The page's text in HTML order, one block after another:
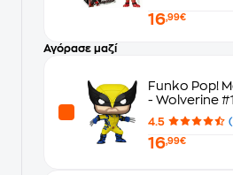
16,99€
Αγόρασε μαζί
Funko Pop!
- Wolverine
4.5
16,99€